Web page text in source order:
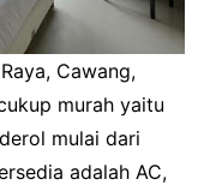
Cawang,
murah yaitu
mulai dari
adalah AC,